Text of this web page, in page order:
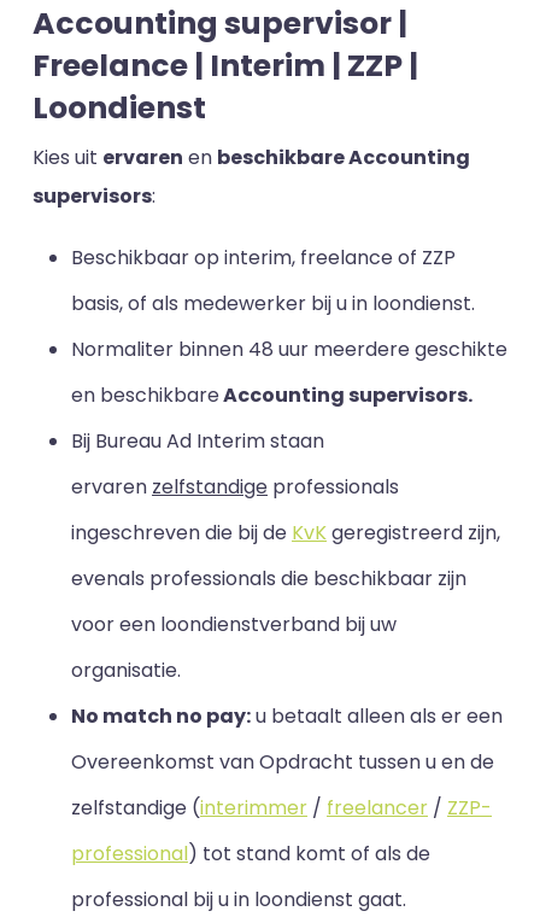
Accounting supervisor |
Freelance | Interim | ZZP |
Loondienst
Kies uit ervaren en beschikbare Accounting
supervisors:
Beschikbaar op interim, freelance of ZZP
basis, of als medewerker bij u in loondienst.
Normaliter binnen 48 uur meerdere geschikte
en beschikbareAccounting supervisors.
Bij Bureau Ad Interim staan
ervaren zelfstandige professionals
ingeschreven die bij de KvKgeregistreerd zijn,
evenals professionals die beschikbaar zijn
voor een loondienstverband bij uw
organisatie.
No match no pay:u betaalt alleen als er een
Overeenkomst van Opdracht tussen u en de
zelfstandige (interimmer / freelancer / ZZP-
professional) tot stand komt of als de
professional bij u in loondienst gaat.